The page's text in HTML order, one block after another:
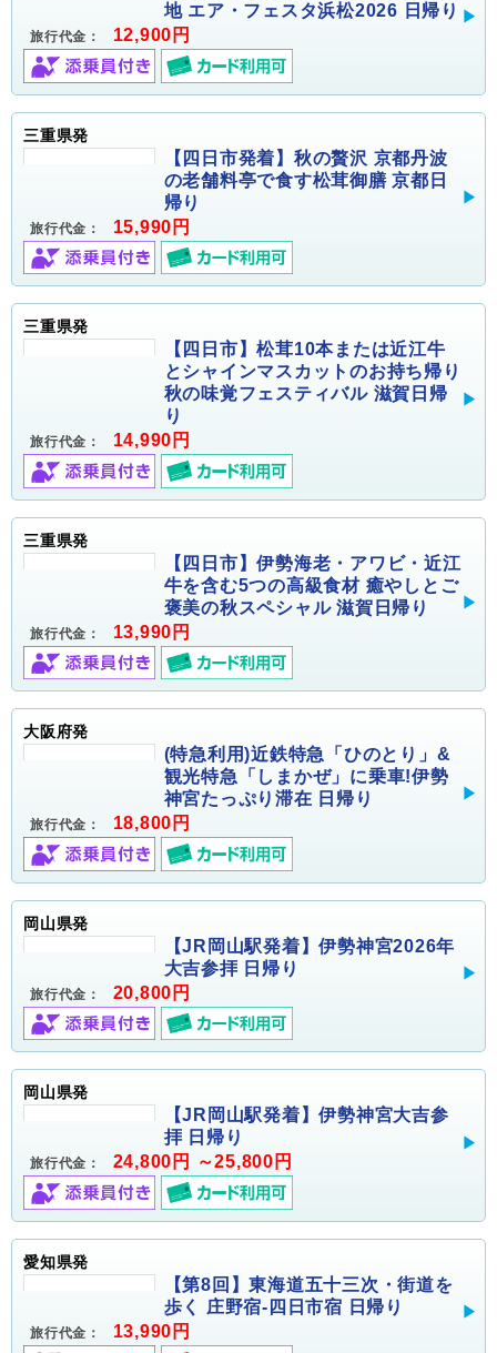
地 エア・フェスタ浜松2026 日帰り
旅行代金： 12,900円
三重県発
【四日市発着】秋の贅沢 京都丹波
の老舗料亭で食す松茸御膳 京都日
帰り
旅行代金： 15,990円
三重県発
【四日市】松茸10本または近江牛
とシャインマスカットのお持ち帰り
秋の味覚フェスティバル 滋賀日帰
り
旅行代金： 14,990円
三重県発
【四日市】伊勢海老・アワビ・近江
牛を含む5つの高級食材 癒やしとご
褒美の秋スペシャル 滋賀日帰り
旅行代金： 13,990円
大阪府発
(特急利用)近鉄特急「ひのとり」&
観光特急「しまかぜ」に乗車!伊勢
神宮たっぷり滞在 日帰り
旅行代金： 18,800円
岡山県発
【JR岡山駅発着】伊勢神宮2026年
大吉参拝 日帰り
旅行代金： 20,800円
岡山県発
【JR岡山駅発着】伊勢神宮大吉参
拝 日帰り
旅行代金： 24,800円 ～25,800円
愛知県発
【第8回】東海道五十三次・街道を
歩く 庄野宿-四日市宿 日帰り
旅行代金： 13,990円